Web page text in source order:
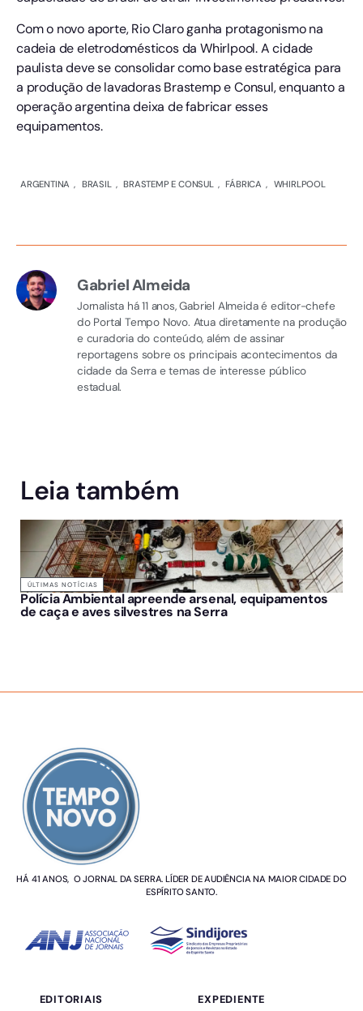
Com o novo aporte, Rio Claro ganha protagonismo na
cadeia de eletrodomésticos da Whirlpool. A cidade
paulista deve se consolidar como base estratégica para
a produção de lavadoras Brastemp e Consul, enquanto a
operação argentina deixa de fabricar esses
equipamentos.
ARGENTINA , BRASIL , BRASTEMP E CONSUL , FÁBRICA , WHIRLPOOL
Gabriel Almeida
Jornalista há 11 anos, Gabriel Almeida é editor-chefe
do Portal Tempo Novo. Atua diretamente na produção
e curadoria do conteúdo, além de assinar
reportagens sobre os principais acontecimentos da
cidade da Serra e temas de interesse público
estadual.
Leia também
ÚLTIMAS NOTÍCIAS
Polícia Ambiental apreende arsenal, equipamentos
de caça e aves silvestres na Serra
HÁ 41 ANOS, O JORNAL DA SERRA. LÍDER DE AUDIÊNCIA NA MAIOR CIDADE DO
ESPÍRITO SANTO.
EDITORIAIS EXPEDIENTE